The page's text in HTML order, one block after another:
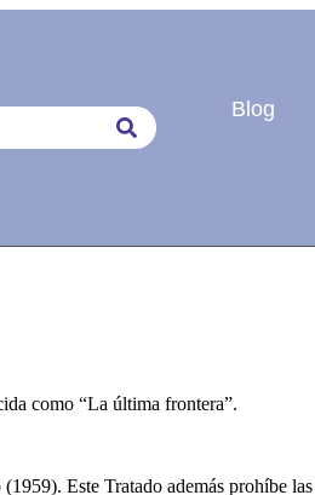
Blog
como “La última frontera”.
Este Tratado además prohíbe